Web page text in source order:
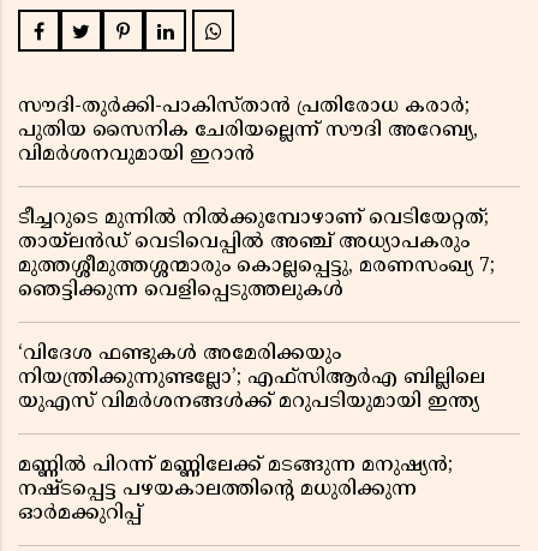
സൗദി-തുർക്കി-പാകിസ്താൻ പ്രതിരോധ കരാർ;
പുതിയ സൈനിക ചേരിയല്ലെന്ന് സൗദി അറേബ്യ,
വിമർശനവുമായി ഇറാൻ
ടീച്ചറുടെ മുന്നിൽ നിൽക്കുമ്പോഴാണ് വെടിയേറ്റത്;
തായ്‌ലൻഡ് വെടിവെപ്പിൽ അഞ്ച് അധ്യാപകരും
മുത്തശ്ശീമുത്തശ്ശന്മാരും കൊല്ലപ്പെട്ടു, മരണസംഖ്യ 7;
ഞെട്ടിക്കുന്ന വെളിപ്പെടുത്തലുകൾ
‘വിദേശ ഫണ്ടുകൾ അമേരിക്കയും
നിയന്ത്രിക്കുന്നുണ്ടല്ലോ’; എഫ്സിആർഎ ബില്ലിലെ
യുഎസ് വിമർശനങ്ങൾക്ക് മറുപടിയുമായി ഇന്ത്യ
മണ്ണിൽ പിറന്ന് മണ്ണിലേക്ക് മടങ്ങുന്ന മനുഷ്യൻ;
നഷ്ടപ്പെട്ട പഴയകാലത്തിൻ്റെ മധുരിക്കുന്ന
ഓർമക്കുറിപ്പ്